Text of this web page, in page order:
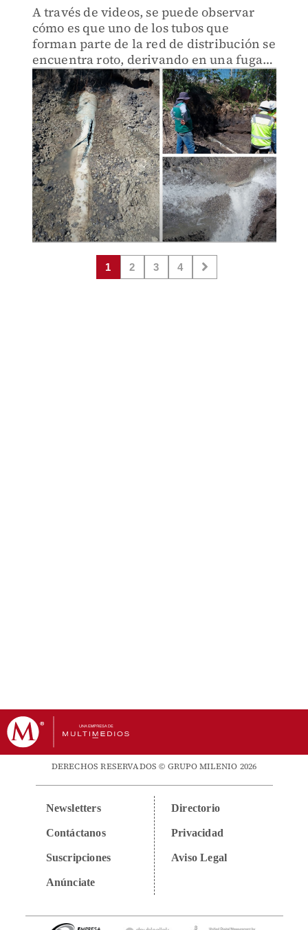
A través de videos, se puede observar
cómo es que uno de los tubos que
forman parte de la red de distribución se
encuentra roto, derivando en una fuga
del vital líquido.
1 2 3 4
DERECHOS RESERVADOS © GRUPO MILENIO 2026
Newsletters
Contáctanos
Suscripciones
Anúnciate
Directorio
Privacidad
Aviso Legal